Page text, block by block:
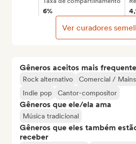
Gêneros aceitos mais
Rock alternativo Comercial /
Indie pop
Cantor-compositor
Gêneros que ele/ela ama
Música tradicional
Gêneros que eles também
receber
6%
Ver curadores